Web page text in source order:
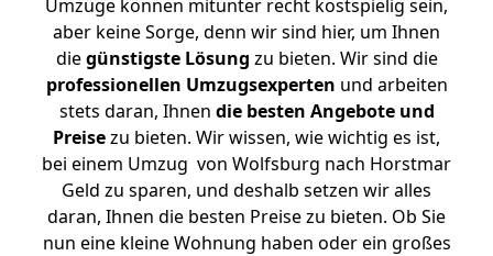
Umzüge können mitunter recht kostspielig sein,
aber keine Sorge, denn wir sind hier, um Ihnen
diegünstigste Lösung zu bieten. Wir sind die
professionellen Umzugsexperten und arbeiten
stets daran, Ihnen die besten Angebote und
Preisezu bieten. Wir wissen, wie wichtig es ist,
bei einem Umzug von Wolfsburg nach Horstmar
Geld zu sparen, und deshalb setzen wir alles
daran, Ihnen die besten Preise zu bieten. Ob Sie
nun eine kleine Wohnung haben oder ein großes